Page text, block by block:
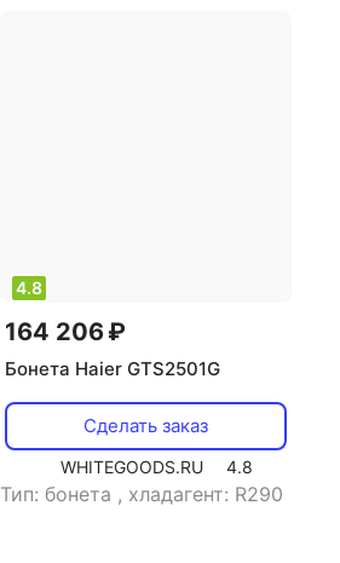
4.8
164 206 ₽
Бонета Haier GTS2501G
Сделать заказ
WHITEGOODS.RU 4.8
Тип: бонета , хладагент: R290